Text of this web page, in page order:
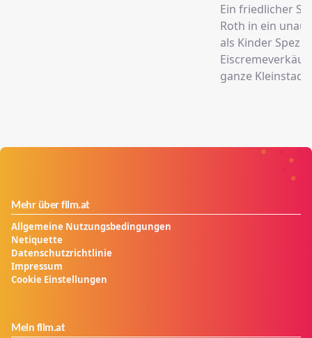
Ein friedlicher
Roth in ein
als Kinder
ganze Kleinstadt
Mehr über film.at
Allgemeine Nutzungsbedingungen
Netiquette
Datenschutzrichtlinie
Impressum
Cookie Einstellungen
Mein film.at